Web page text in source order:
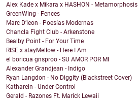
Alex Kade x Mikara x HASHON - Metamorphosis
GreenWing - Fences
Marc D’leon - Poesías Modernas
Chancla Fight Club - Arkenstone
Bealby Point - For Your Time
RISE x stayMellow - Here I Am
el boricua gnsproo - SU AMOR POR MI
Alexander Grandjean - Indigo
Ryan Langdon - No Diggity (Blackstreet Cover)
Katharein - Under Control
Gerald - Razones Ft. Marick Lewaii